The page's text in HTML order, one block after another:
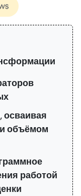
осваивая
объёмом
работой